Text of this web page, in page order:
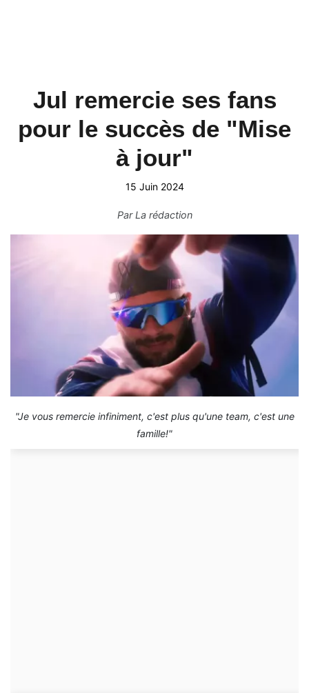
Jul remercie ses fans
pour le succès de "Mise
à jour"
15 Juin 2024
ParLa rédaction
"Je vous remercie infiniment, c'est plus qu'une team, c'est une
famille!"